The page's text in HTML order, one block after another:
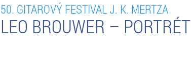
50. GITAROVÝ FESTIVAL J. K. MERTZA
LEO BROUWER – PORTRÉT